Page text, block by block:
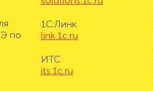
по
1С:Линк
link.1c.ru
ИТС
its.1c.ru